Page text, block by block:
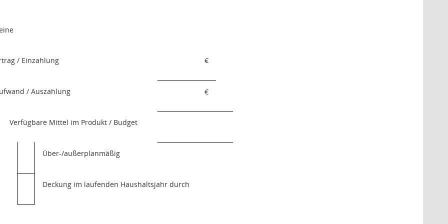
/ Einzahlung €
/ Auszahlung €
Verfügbare Mittel im Produkt / Budget
Über-/außerplanmäßig
Deckung im laufenden Haushaltsjahr durch